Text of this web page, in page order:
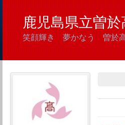
鹿児島県立曽於
笑顔輝き 夢かなう 曽於